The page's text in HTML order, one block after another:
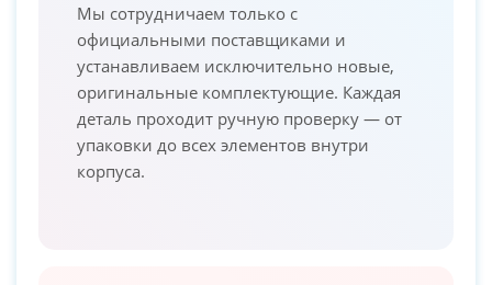
Мы сотрудничаем только с
официальными поставщиками и
устанавливаем исключительно новые,
оригинальные комплектующие. Каждая
деталь проходит ручную проверку — от
упаковки до всех элементов внутри
корпуса.